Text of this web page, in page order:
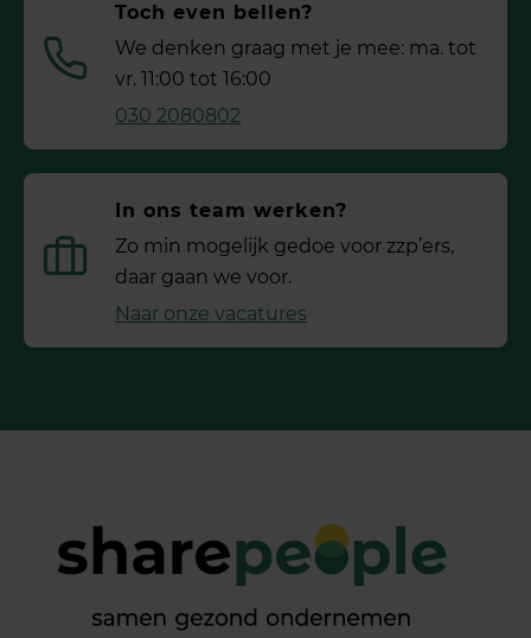
Toch even bellen?
We denken graag met je mee: ma. tot
vr. 11:00 tot 16:00
030 2080802
In ons team werken?
Zo min mogelijk gedoe voor ­zzp’ers,
daar gaan we voor.
Naar onze vacatures